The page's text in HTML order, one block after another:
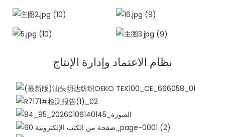
نظام الاعتماد وإدارة الإنتاج